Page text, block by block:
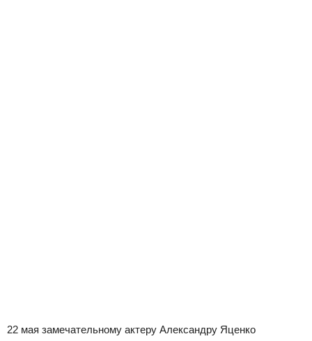
22 мая замечательному актеру Александру Яценко